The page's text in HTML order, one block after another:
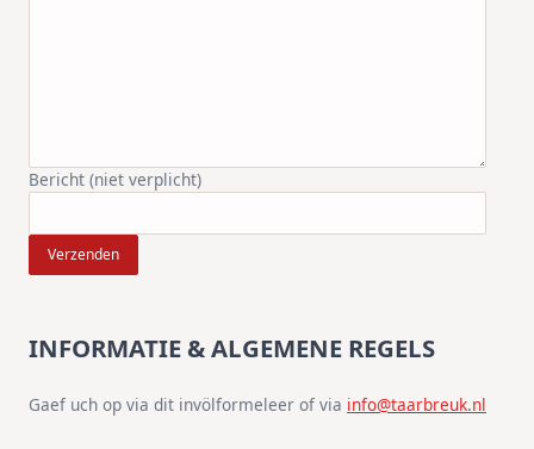
Bericht (niet verplicht)
Verzenden
INFORMATIE & ALGEMENE REGELS
Gaef uch op via dit invölformeleer of via info@taarbreuk.nl